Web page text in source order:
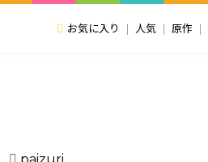
お気に入り 人気 原作